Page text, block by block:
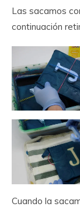
Las sacamos
continuación
Cuando la